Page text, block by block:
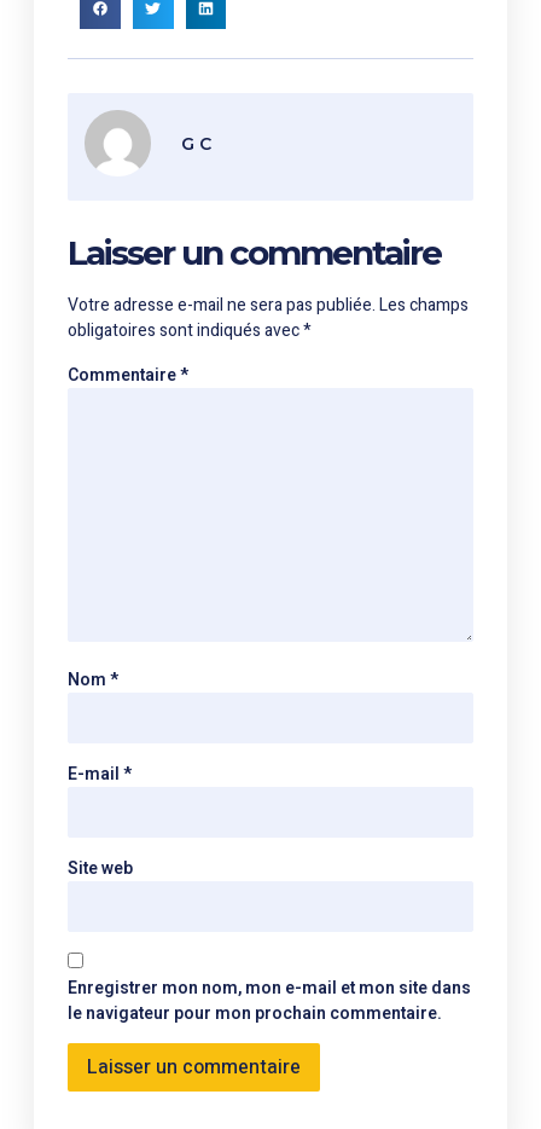
G C
Laisser un commentaire
Votre adresse e-mail ne sera pas publiée.Les champs
obligatoires sont indiqués avec*
Commentaire*
Nom*
E-mail*
Site web
Enregistrer mon nom, mon e-mail et mon site dans
le navigateur pour mon prochain commentaire.